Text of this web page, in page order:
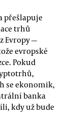
přešlapuje
trhů
Evropy —
evropské
Pokud
se ekonomik,
banka
kdy už bude